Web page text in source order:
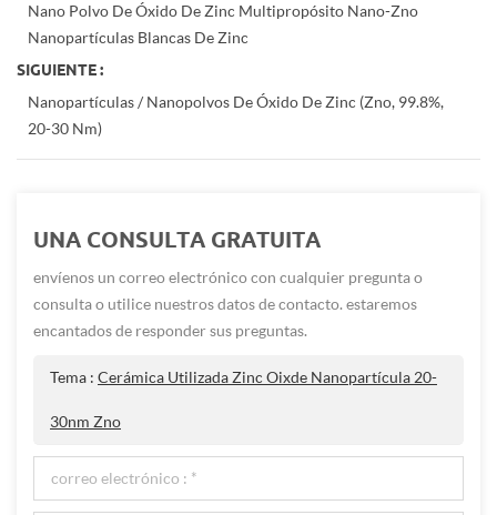
Nano Polvo De Óxido De Zinc Multipropósito Nano-Zno
Nanopartículas Blancas De Zinc
SIGUIENTE :
Nanopartículas / Nanopolvos De Óxido De Zinc (zno, 99.8%,
20-30 Nm)
UNA CONSULTA GRATUITA
envíenos un correo electrónico con cualquier pregunta o
consulta o utilice nuestros datos de contacto. estaremos
encantados de responder sus preguntas.
Tema : Cerámica Utilizada Zinc Oixde Nanopartícula 20-
30nm Zno